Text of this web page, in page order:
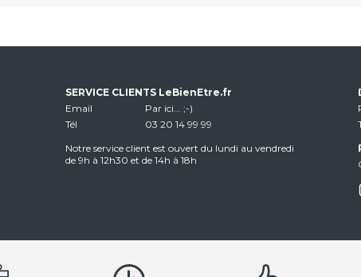
SERVICE CLIENTS LeBienEtre.fr
Email
Par ici... ;-)
Tél
03 20 14 99 99
Notre service client est ouvert du lundi au vendredi
de 9h à 12h30 et de 14h à 18h